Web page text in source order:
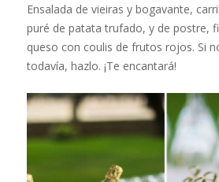
Ensalada de vieiras y bogavante,
puré de patata trufado, y de postre,
queso con coulis de frutos rojos. Si
todavía, hazlo. ¡Te encantará!